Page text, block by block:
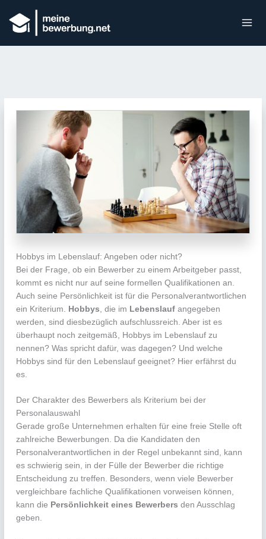
Hobbys im Lebenslauf: Angeben oder nicht?
Bei der Frage, ob ein Bewerber zu einem Arbeitgeber passt,
kommt es nicht nur auf seine formellen Qualifikationen an.
Auch seine Persönlichkeit ist für die Personalverantwortlichen
ein Kriterium. Hobbys , die im Lebenslauf angegeben
werden, sind diesbezüglich aufschlussreich. Aber ist es
überhaupt noch zeitgemäß, Hobbys im Lebenslauf zu
nennen? Was spricht dafür, was dagegen? Und welche
Hobbys sind für den Lebenslauf geeignet? Hier erfährst du
es.
Der Charakter des Bewerbers als Kriterium bei der
Personalauswahl
Gerade große Unternehmen erhalten für eine freie Stelle oft
zahlreiche Bewerbungen. Da die Kandidaten den
Personalverantwortlichen in der Regel unbekannt sind, kann
es schwierig sein, in der Fülle der Bewerber die richtige
Entscheidung zu treffen. Besonders, wenn viele Bewerber
vergleichbare fachliche Qualifikationen vorweisen können,
kann die Persönlichkeit eines Bewerbers den Ausschlag
geben.